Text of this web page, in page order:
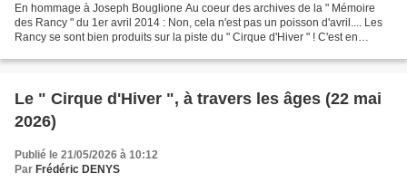
En hommage à Joseph Bouglione Au coeur des archives de la " Mémoire
des Rancy " du 1er avril 2014 : Non, cela n'est pas un poisson d'avril.... Les
Rancy se sont bien produits sur la piste du " Cirque d'Hiver " ! C'est en
Le " Cirque d'Hiver ", à travers les âges (22 mai
2026)
Publié le 21/05/2026 à 10:12
Par Frédéric DENYS